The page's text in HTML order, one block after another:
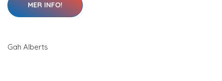
MER INFO!
Gah Alberts